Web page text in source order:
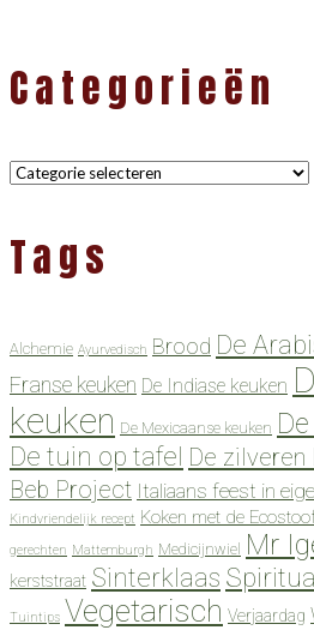
Categorieën
Categorieën
Tags
Alchemie Ayurvedisch Brood De
Franse keuken De Indiase keuken
keuken De Mexicaanse keuken
De tuin op tafel De zilveren
Beb Project Italiaans feest in
Kindvriendelijk recept Koken met de
gerechten Mattemburgh Medicijnwiel Mr
kerststraat Sinterklaas
Tuintips Vegetarisch Verjaardag